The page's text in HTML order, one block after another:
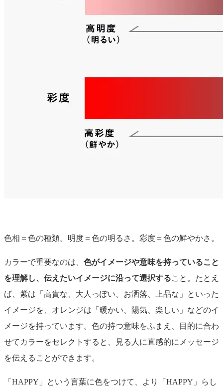
色相＝色の種類。明度＝色の明るさ。彩度＝色の鮮やかさ。
カラーで重要なのは、 色がイメージや意味を持っていること
を理解し、伝えたいイメージに沿って選択すること。たとえ
ば、紫は「高貴な、大人っぽい、お洒落、上品な」といった
イメージを、オレンジは「暖かい、陽気、楽しい」などのイ
メージを持っています。色の持つ意味をふまえ
、目的に合わ
せてカラーをセレクトすると、
見る人に直感的にメッセージ
を伝えることができます。
「HAPPY」という言葉に色をつけて、より「HAPPY」らし